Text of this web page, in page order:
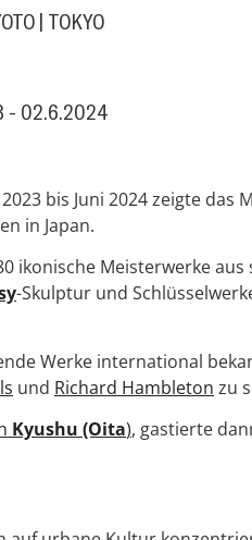
| TOKYO
- 02.6.2024
bis Juni 2024 zeigte das
in Japan.
ikonische Meisterwerke
-Skulptur und
Werke international
und Richard Hambleton zu
Kyushu (Oita), gastierte